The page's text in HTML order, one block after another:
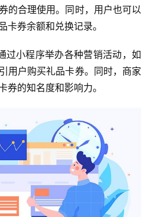
的合理使用。同时，用户也可以
卡券余额和兑换记录。
过小程序举办各种营销活动，如
用户购买礼品卡券。同时，商家
券的知名度和影响力。